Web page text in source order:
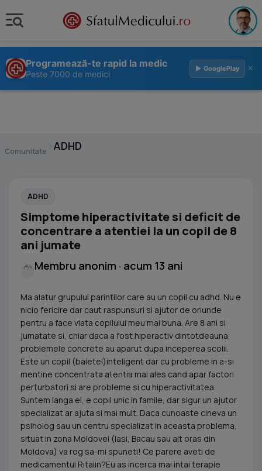
Programează-te rapid la medic
Peste 7000 de medici
▶ GooglePlay ×
Comunitate ADHD
ADHD
Simptome hiperactivitate si deficit de
concentrare a atentiei la un copil de 8
ani jumate
Membru anonim · acum 13 ani
Ma alatur grupului parintilor care au un copil cu adhd. Nu e
nicio fericire dar caut raspunsuri si ajutor de oriunde
pentru a face viata copilului meu mai buna. Are 8 ani si
jumatate si, chiar daca a fost hiperactiv dintotdeauna
problemele concrete au aparut dupa inceperea scolii.
Este un copil (baietel)inteligent dar cu probleme in a-si
mentine concentrata atentia mai ales cand apar factori
perturbatori si are probleme si cu hiperactivitatea.
Suntem langa el, e copil unic in famile, dar sigur un ajutor
specializat ar ajuta si mai mult. Daca cunoaste cineva un
psiholog sau un centru specializat in aceasta problema,
situat in zona Moldovei (Iasi, Bacau sau alt oras din
Moldova) va rog sa-mi spuneti! Ce parere aveti de
medicamentul Ritalin?Eu as incerca mai intai terapie